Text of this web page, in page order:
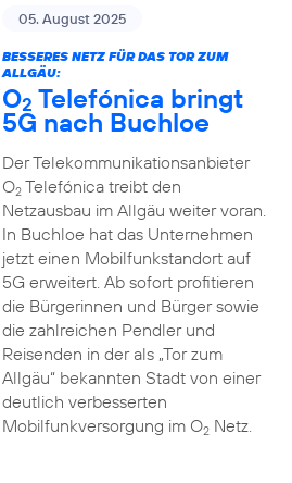
05. August 2025
BESSERES NETZ FÜR DAS TOR ZUM
ALLGÄU:
O2 Telefónica bringt
5G nach Buchloe
Der Telekommunikationsanbieter
O2Telefónica treibt den
Netzausbau im Allgäu weiter voran.
In Buchloe hat das Unternehmen
jetzt einen Mobilfunkstandort auf
5G erweitert. Ab sofort profitieren
die Bürgerinnen und Bürger sowie
die zahlreichen Pendler und
Reisenden in der als „Tor zum
Allgäu“ bekannten Stadt von einer
deutlich verbesserten
Mobilfunkversorgung im O2Netz.